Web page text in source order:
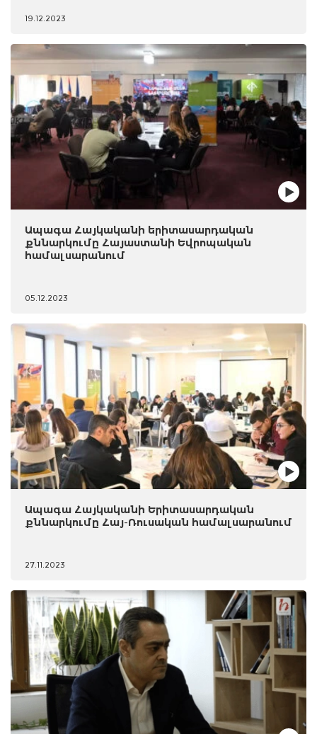
19.12.2023
Ապագա Հայկականի երիտասարդական
քննարկումը Հայաստանի Եվրոպական
համալսարանում
05.12.2023
Ապագա Հայկականի Երիտասարդական
քննարկումը Հայ-Ռուսական համալսարանում
27.11.2023